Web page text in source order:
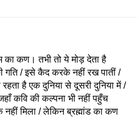
का कण। तभी तो ये मोड़ देता है
/ इसे कैद करके नहीं रख पातीं /
है एक दुनिया से दूसरी दुनिया में /
कवि की कल्पना भी नहीं पहुँच
नहीं मिला / लेकिन ब्रह्मांड का कण